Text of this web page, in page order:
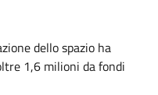
dello spazio ha
1,6 milioni da fondi